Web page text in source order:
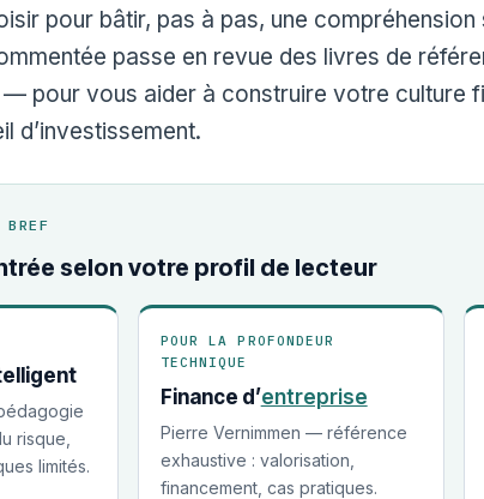
pour bâtir, pas à pas, une
passe en revue des livres de
— pour vous aider à construire votre culture
d’investissement.
selon votre profil de lecteur
risque,
limités.
POUR LA PROFONDEUR
TECHNIQUE
Finance d’entreprise
Pierre Vernimmen — référence
exhaustive : valorisation,
financement, cas pratiques.